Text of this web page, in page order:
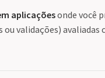
aplicaçõesonde você
validações) avaliadas